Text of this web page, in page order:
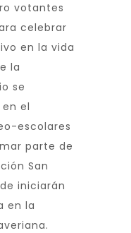
votantes
celebrar
en la vida
la
se
el
escolares
parte de
San
iniciarán
en la